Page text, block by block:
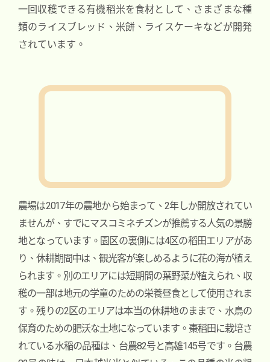
一回収穫できる有機稻米を食材として、さまざまな種
類のライスブレッド、米餅、ライスケーキなどが開発
されています。
農場は2017年の農地から始まって、2年しか開放されてい
ませんが、すでにマスコミネチズンが推薦する人気の景勝
地となっています。園区の裏側には4区の稻田エリアがあ
り、休耕期間中は、観光客が楽しめるように花の海が植え
られます。別のエリアには短期間の葉野菜が植えられ、収
穫の一部は地元の学童のための栄養昼食として使用されま
す。残りの2区のエリアは本当の休耕地のままで、水鳥の
保育のための肥沃な土地になっています。 棗稻田に栽培さ
れている水稲の品種は、台農82号と高雄145号です。台農